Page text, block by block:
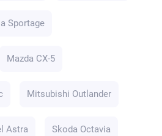
Sportage
Mazda CX-5
Mitsubishi Outlander
Astra Skoda Octavia